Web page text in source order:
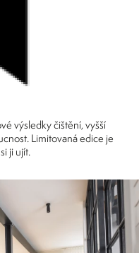
výsledky čištění, vyšší
Limitovaná edice je
ji ujít.